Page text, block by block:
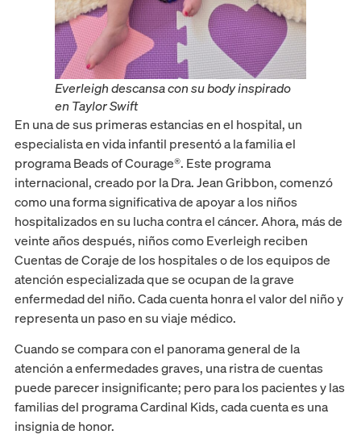
Everleigh descansa con su body inspirado
en Taylor Swift
En una de sus primeras estancias en el hospital, un
especialista en vida infantil presentó a la familia el
programa Beads of Courage®. Este programa
internacional, creado por la Dra. Jean Gribbon, comenzó
como una forma significativa de apoyar a los niños
hospitalizados en su lucha contra el cáncer. Ahora, más de
veinte años después, niños como Everleigh reciben
Cuentas de Coraje de los hospitales o de los equipos de
atención especializada que se ocupan de la grave
enfermedad del niño. Cada cuenta honra el valor del niño y
representa un paso en su viaje médico.
Cuando se compara con el panorama general de la
atención a enfermedades graves, una ristra de cuentas
puede parecer insignificante; pero para los pacientes y las
familias del programa Cardinal Kids, cada cuenta es una
insignia de honor.